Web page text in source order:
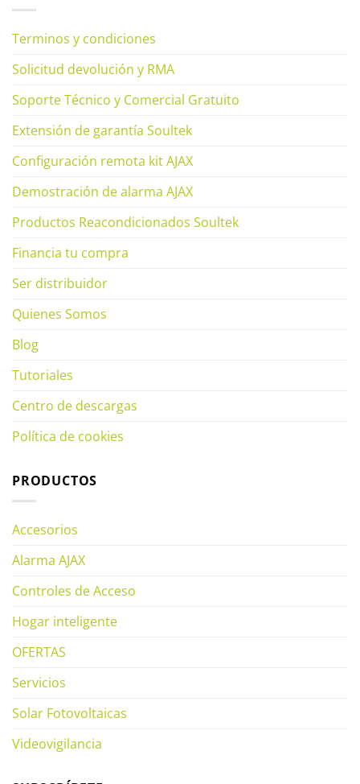
Terminos y condiciones
Solicitud devolución y RMA
Soporte Técnico y Comercial Gratuito
Extensión de garantía Soultek
Configuración remota kit AJAX
Demostración de alarma AJAX
Productos Reacondicionados Soultek
Financia tu compra
Ser distribuidor
Quienes Somos
Blog
Tutoriales
Centro de descargas
Política de cookies
PRODUCTOS
Accesorios
Alarma AJAX
Controles de Acceso
Hogar inteligente
OFERTAS
Servicios
Solar Fotovoltaicas
Videovigilancia